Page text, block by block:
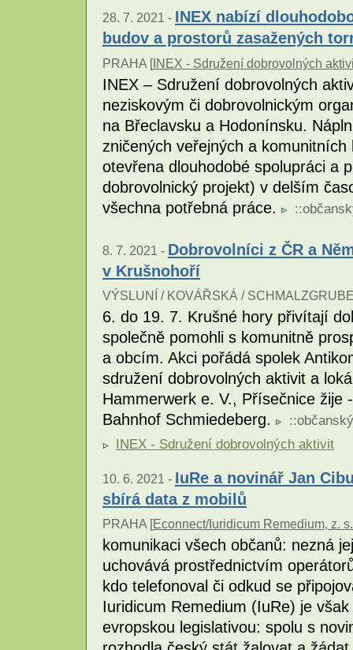
28. 7. 2021 - INEX nabízí
budov a prostorů zasažených
PRAHA [INEX - Sdružení dobrovolných
INEX – Sdružení dobrovolných
neziskovým či dobrovolnickým
na Břeclavsku a Hodonínsku.
zničených veřejných a
otevřena dlouhodobé spolupráci a
dobrovolnický projekt) v delším
všechna potřebná práce.
::
8. 7. 2021 - Dobrovolníci z ČR a
v Krušnohoří
VÝSLUNÍ / KOVÁŘSKÁ /
6. do 19. 7. Krušné hory přivítají
společně pomohli s komunitně
a obcím. Akci pořádá spolek
sdružení dobrovolných aktivit a
Hammerwerk e. V., Přísečnice
Bahnhof Schmiedeberg.
::
INEX - Sdružení dobrovolných aktivit
10. 6. 2021 - IuRe a novinář Jan
sbírá data z mobilů
PRAHA [Econnect/Iuridicum Remedium, z. s.
komunikaci všech občanů: nezná
uchovává prostřednictvím
kdo telefonoval či odkud se
Iuridicum Remedium (IuRe) je
evropskou legislativou: spolu s